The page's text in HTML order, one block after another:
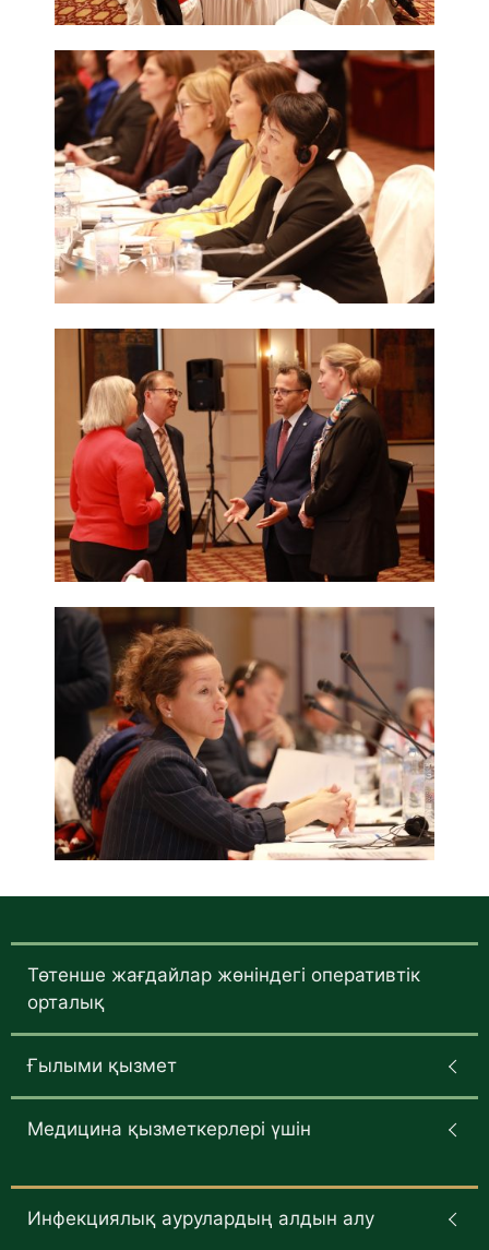
Төтенше жағдайлар жөніндегі оперативтік
орталық
Ғылыми қызмет
Медицина қызметкерлері үшін
Инфекциялық аурулардың алдын алу